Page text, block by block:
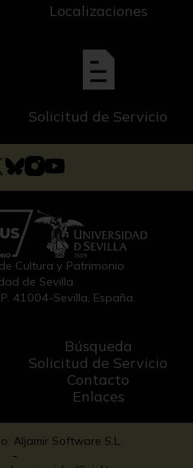
Localizaciones
Solicitud de Servicio
Cultura y Patrimonio
de Sevilla
41004-Sevilla, España.
Búsqueda
Solicitud de Servicio
Contacto
Enlaces
Aljamir Software S.L.
-